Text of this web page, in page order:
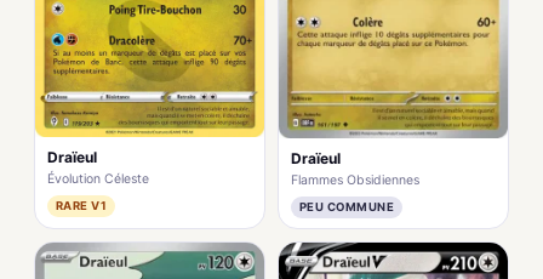
Draïeul
Évolution Céleste
RARE V1
Draïeul
Flammes Obsidiennes
PEU COMMUNE